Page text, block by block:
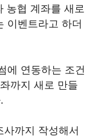
농협 계좌를 새로
이벤트라고 하더
에 연동하는 조건
까지 새로 만들
까지 작성해서